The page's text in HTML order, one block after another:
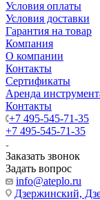
Условия оплаты
Условия доставки
Гарантия на товар
Компания
О компании
Контакты
Сертификаты
Аренда
Контакты
+7 495-545-71-35
+7 495-545-71-35
Заказать звонок
Задать вопрос
info@ateplo.ru
Дзержинский,